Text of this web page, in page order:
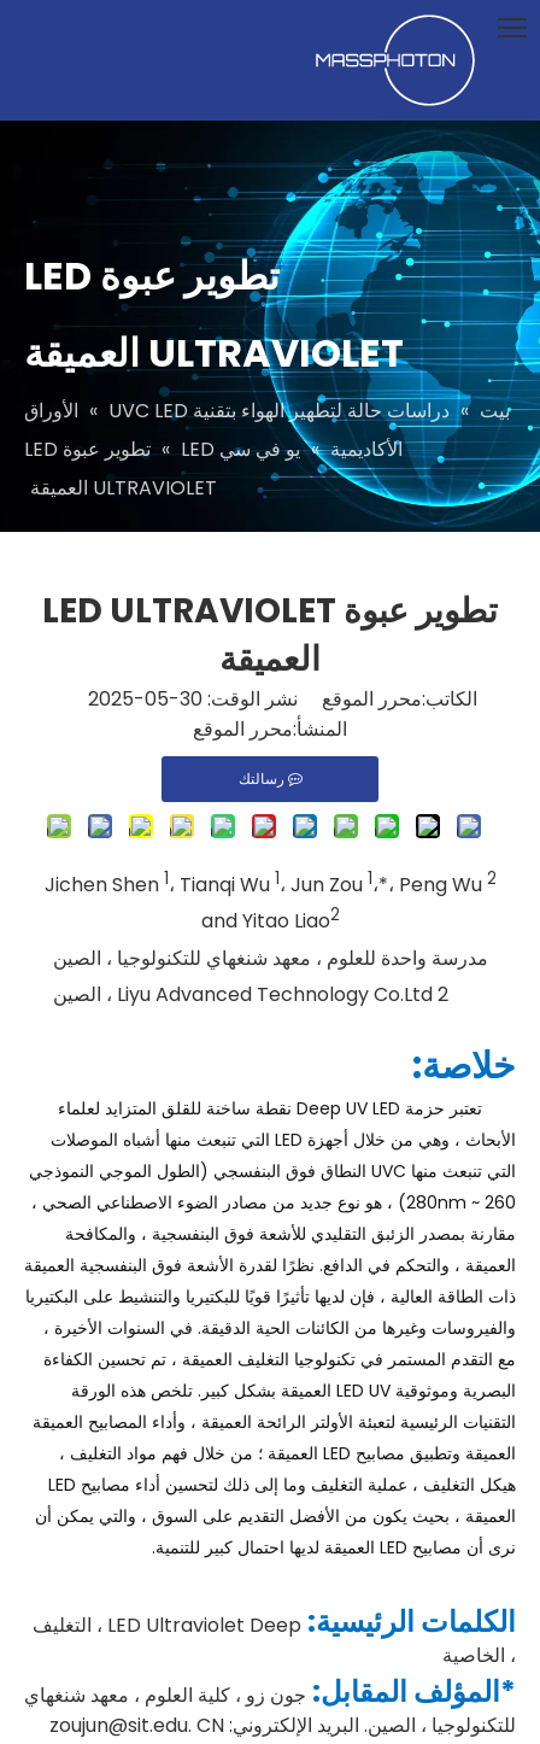
تطوير عبوة LED
ULTRAVIOLET العميقة
بيت » دراسات حالة لتطهير الهواء بتقنية UVC LED » الأوراق
الأكاديمية » يو في سي LED »
تطوير عبوة LED
ULTRAVIOLET العميقة
تطوير عبوة LED ULTRAVIOLET
العميقة
المنشأ:محرر الموقع
رسالتك
Jichen Shen 1، Tianqi Wu 1، Jun Zou 1،*، Peng Wu 2
and Yitao Liao2
مدرسة واحدة للعلوم ، معهد شنغهاي للتكنولوجيا ، الصين
2 Liyu Advanced Technology Co.Ltd ، الصين
خلاصة:
تعتبر حزمة Deep UV LED نقطة ساخنة للقلق المتزايد لعلماء
الأبحاث ، وهي من خلال أجهزة LED التي تنبعث منها أشباه الموصلات
التي تنبعث منها UVC النطاق فوق البنفسجي (الطول الموجي النموذجي
260 ~ 280nm) ، هو نوع جديد من مصادر الضوء الاصطناعي الصحي ،
مقارنة بمصدر الزئبق التقليدي للأشعة فوق البنفسجية ، والمكافحة
العميقة ، والتحكم في الدافع. نظرًا لقدرة الأشعة فوق البنفسجية العميقة
ذات الطاقة العالية ، فإن لديها تأثيرًا قويًا للبكتيريا والتنشيط على البكتيريا
والفيروسات وغيرها من الكائنات الحية الدقيقة. في السنوات الأخيرة ،
مع التقدم المستمر في تكنولوجيا التغليف العميقة ، تم تحسين الكفاءة
البصرية وموثوقية LED UV العميقة بشكل كبير. تلخص هذه الورقة
التقنيات الرئيسية لتعبئة الأولتر الرائحة العميقة ، وأداء المصابيح العميقة
العميقة وتطبيق مصابيح LED العميقة ؛ من خلال فهم مواد التغليف ،
هيكل التغليف ، عملية التغليف وما إلى ذلك لتحسين أداء مصابيح LED
العميقة ، بحيث يكون من الأفضل التقديم على السوق ، والتي يمكن أن
نرى أن مصابيح LED العميقة لديها احتمال كبير للتنمية.
الكلمات الرئيسية:
LED Ultraviolet Deep ، التغليف
، الخاصية
*المؤلف المقابل: جون زو ، كلية العلوم ، معهد شنغهاي
للتكنولوجيا ، الصين. البريد الإلكتروني: zoujun@sit.edu. CN